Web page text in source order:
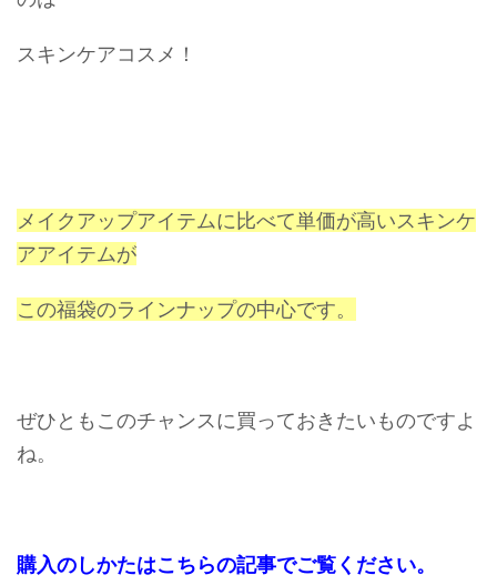
スキンケアコスメ！
メイクアップアイテムに比べて単価が高いスキンケ
アアイテムが
この福袋のラインナップの中心です。
ぜひともこのチャンスに買っておきたいものですよ
ね。
購入のしかたはこちらの記事でご覧ください。